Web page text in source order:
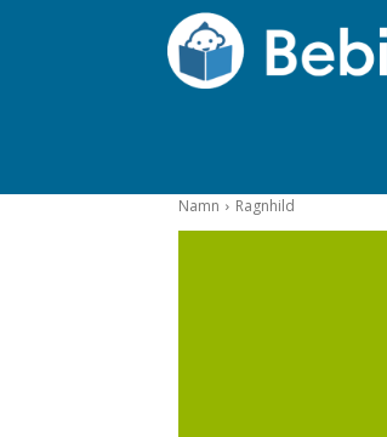
Namn Ragnhild